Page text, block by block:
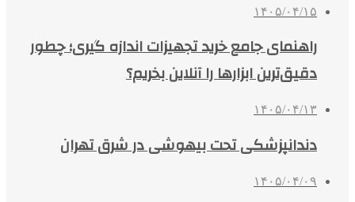
۱۴۰۵/۰۴/۱۵
راهنمای جامع خرید تجهیزات اندازه گیری؛ چطور
دقیق‌ترین ابزارها را آنلاین بخریم؟
۱۴۰۵/۰۴/۱۳
دندانپزشکی تحت بیهوشی در شرق تهران
۱۴۰۵/۰۴/۰۹